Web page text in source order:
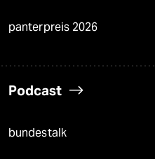
panterpreis 2026
Podcast
bundestalk